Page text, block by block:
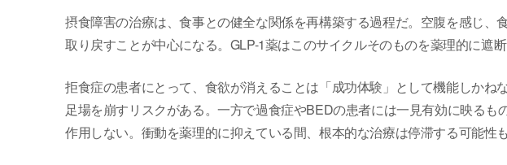
摂食障害の治療は、食事との健全な関係を再構築する過程だ。空腹を感じ
取り戻すことが中心になる。GLP-1薬はこのサイクルそのものを薬理的に遮断
拒食症の患者にとって、食欲が消えることは「成功体験」として機能しかね
足場を崩すリスクがある。一方で過食症やBEDの患者には一見有効に映る
作用しない。衝動を薬理的に抑えている間、根本的な治療は停滞する可能性も